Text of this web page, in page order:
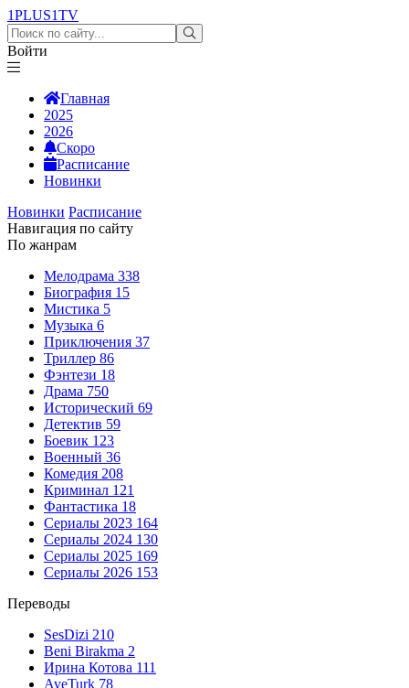
1PLUS1TV
Войти
Главная
2025
2026
Скоро
Расписание
Новинки
Новинки Расписание
Навигация по сайту
По жанрам
Мелодрама 338
Биография 15
Мистика 5
Музыка 6
Приключения 37
Триллер 86
Фэнтези 18
Драма 750
Исторический 69
Детектив 59
Боевик 123
Военный 36
Комедия 208
Криминал 121
Фантастика 18
Сериалы 2023 164
Сериалы 2024 130
Сериалы 2025 169
Сериалы 2026 153
Переводы
SesDizi 210
Beni Birakma 2
Ирина Котова 111
AveTurk 78